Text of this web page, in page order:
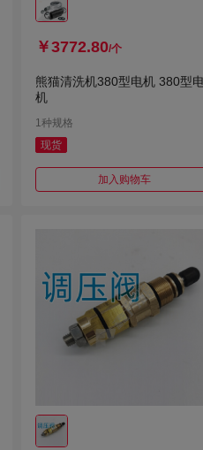
￥3772.80/个
熊猫清洗机380型电机 380型
机
1种规格
现货
加入购物车